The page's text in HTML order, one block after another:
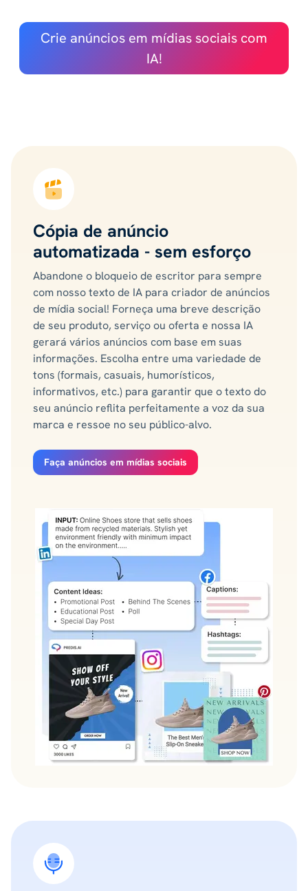
Crie anúncios em mídias sociais com
IA!
Cópia de anúncio
automatizada - sem esforço
Abandone o bloqueio de escritor para sempre
com nosso texto de IA para criador de anúncios
de mídia social! Forneça uma breve descrição
de seu produto, serviço ou oferta e nossa IA
gerará vários anúncios com base em suas
informações. Escolha entre uma variedade de
tons (formais, casuais, humorísticos,
informativos, etc.) para garantir que o texto do
seu anúncio reflita perfeitamente a voz da sua
marca e ressoe no seu público-alvo.
Faça anúncios em mídias sociais